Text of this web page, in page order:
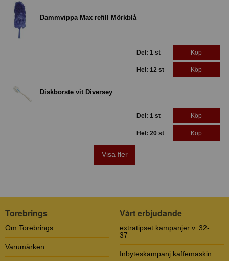
Dammvippa Max refill Mörkblå
Del: 1 st Köp
Hel: 12 st Köp
Diskborste vit Diversey
Del: 1 st Köp
Hel: 20 st Köp
Visa fler
Torebrings
Om Torebrings
Varumärken
Vårt erbjudande
extratipset kampanjer v. 32-
37
Inbyteskampanj kaffemaskin